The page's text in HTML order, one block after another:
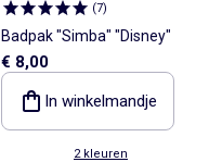
(7)
Badpak "Simba" "Disney"
€ 8,00
In winkelmandje
2 kleuren